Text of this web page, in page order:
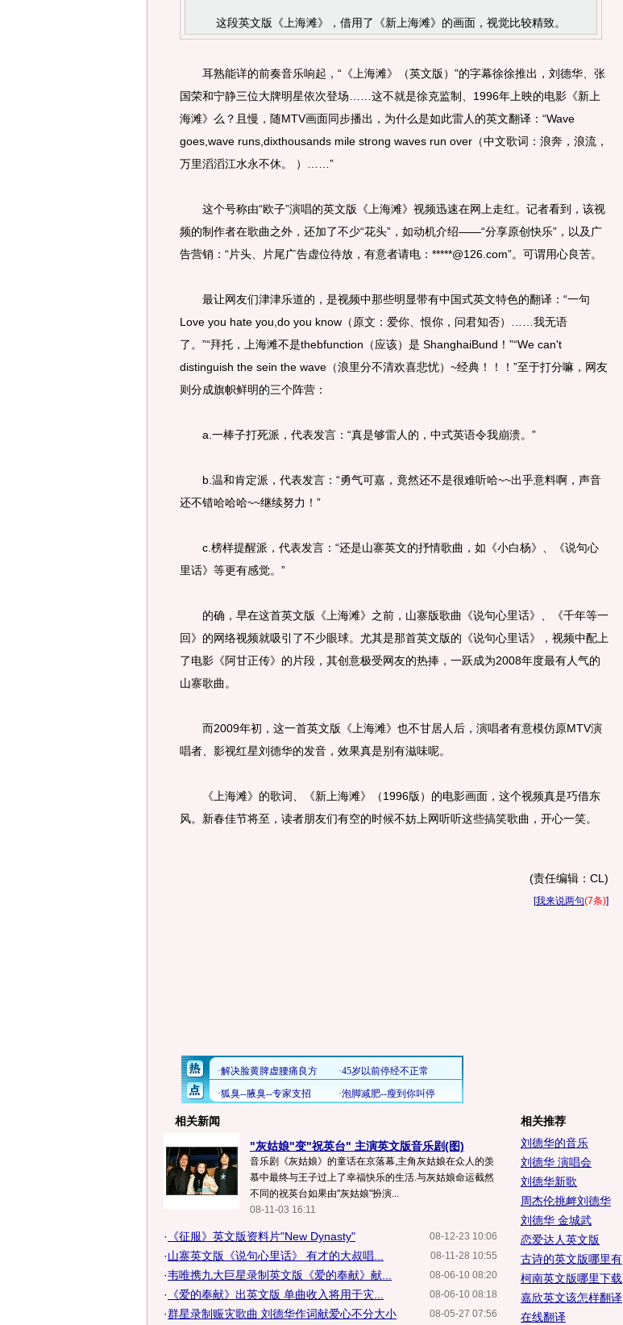
这段英文版《上海滩》，借用了《新上海滩》的画面，视觉比较精致。
耳熟能详的前奏音乐响起，“《上海滩》（英文版）”的字幕徐徐推出，刘德华、张
国荣和宁静三位大牌明星依次登场……这不就是徐克监制、1996年上映的电影《新上
海滩》么？且慢，随MTV画面同步播出，为什么是如此雷人的英文翻译：“Wave
goes,wave runs,dixthousands mile strong waves run over（中文歌词：浪奔，浪流，
万里滔滔江水永不休。 ）……”
这个号称由“欧子”演唱的英文版《上海滩》视频迅速在网上走红。记者看到，该视
频的制作者在歌曲之外，还加了不少“花头”，如动机介绍——“分享原创快乐”，以及广
告营销：“片头、片尾广告虚位待放，有意者请电：*****@126.com”。可谓用心良苦。
最让网友们津津乐道的，是视频中那些明显带有中国式英文特色的翻译：“一句
Love you hate you,do you know（原文：爱你、恨你，问君知否）……我无语
了。”“拜托，上海滩不是thebfunction（应该）是 ShanghaiBund！”“We can't
distinguish the sein the wave（浪里分不清欢喜悲忧）~经典！！！”至于打分嘛，网友
则分成旗帜鲜明的三个阵营：
a.一棒子打死派，代表发言：“真是够雷人的，中式英语令我崩溃。”
b.温和肯定派，代表发言：“勇气可嘉，竟然还不是很难听哈~~出乎意料啊，声音
还不错哈哈哈~~继续努力！”
c.榜样提醒派，代表发言：“还是山寨英文的抒情歌曲，如《小白杨》、《说句心
里话》等更有感觉。”
的确，早在这首英文版《上海滩》之前，山寨版歌曲《说句心里话》、《千年等一
回》的网络视频就吸引了不少眼球。尤其是那首英文版的《说句心里话》，视频中配上
了电影《阿甘正传》的片段，其创意极受网友的热捧，一跃成为2008年度最有人气的
山寨歌曲。
而2009年初，这一首英文版《上海滩》也不甘居人后，演唱者有意模仿原MTV演
唱者、影视红星刘德华的发音，效果真是别有滋味呢。
《上海滩》的歌词、《新上海滩》（1996版）的电影画面，这个视频真是巧借东
风。新春佳节将至，读者朋友们有空的时候不妨上网听听这些搞笑歌曲，开心一笑。
(责任编辑：CL)
[我来说两句(7条)]
相关新闻
"灰姑娘"变"祝英台" 主演英文版音乐剧(图)
音乐剧《灰姑娘》的童话在京落幕,主角灰姑娘在众人的羡
慕中最终与王子过上了幸福快乐的生活.与灰姑娘命运截然
不同的祝英台如果由"灰姑娘"扮演...
08-11-03 16:11
08-12-23 10:06
· 《征服》英文版资料片"New Dynasty"
08-11-28 10:55
·山寨英文版《说句心里话》 有才的大叔唱...
08-06-10 08:20
·韦唯携九大巨星录制英文版《爱的奉献》献...
08-06-10 08:18
· 《爱的奉献》出英文版 单曲收入将用于灾...
08-05-27 07:56
·群星录制赈灾歌曲 刘德华作词献爱心不分大小
相关推荐
刘德华的音乐
刘德华 演唱会
刘德华新歌
周杰伦挑衅刘德华
刘德华 金城武
恋爱达人英文版
古诗的英文版哪里有
柯南英文版哪里下载
嘉欣英文该怎样翻译
在线翻译